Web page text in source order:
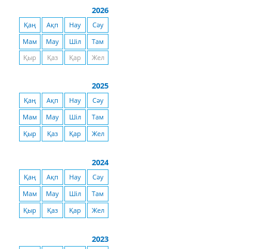
2026
Қаң Ақп Нау
Сәу
Мам
Мау Шіл
Там
Қыр
Қаз Қар Жел
2025
Қаң Ақп Нау
Сәу
Мам
Мау Шіл
Там
Қыр
Қаз Қар Жел
2024
Қаң Ақп Нау
Сәу
Мам
Мау Шіл
Там
Қыр
Қаз Қар Жел
2023